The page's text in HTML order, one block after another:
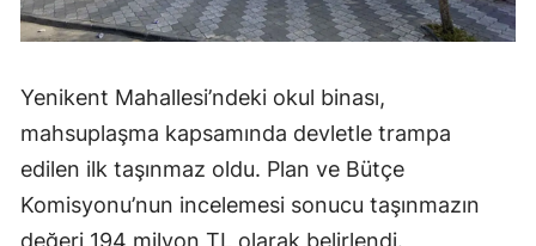
Yenikent Mahallesi’ndeki okul binası,
mahsuplaşma kapsamında devletle trampa
edilen ilk taşınmaz oldu. Plan ve Bütçe
Komisyonu’nun incelemesi sonucu taşınmazın
değeri 194 milyon TL olarak belirlendi.